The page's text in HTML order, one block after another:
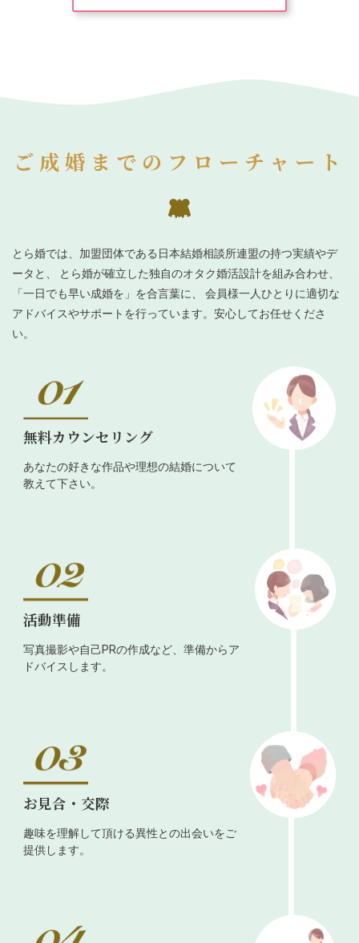
ご成婚までのフローチャート
とら婚では、加盟団体である日本結婚相談所連盟の持つ実績やデ
ータと、 とら婚が確立した独自のオタク婚活設計を組み合わせ、
「一日でも早い成婚を」を合言葉に、 会員様一人ひとりに適切な
アドバイスやサポートを行っています。安心してお任せくださ
い。
無料カウンセリング
あなたの好きな作品や理想の結婚について
教えて下さい。
活動準備
写真撮影や自己PRの作成など、準備からア
ドバイスします。
お見合・交際
趣味を理解して頂ける異性との出会いをご
提供します。